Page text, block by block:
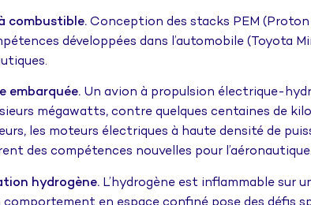
combustible. Conception des stacks PEM
développées dans l’automobile
embarquée. Un avion à propulsion électrique-
mégawatts, contre quelques centaines de
les moteurs électriques à haute densité de
des compétences nouvelles pour l’aéronautique.
hydrogène. L’hydrogène est inflammable sur